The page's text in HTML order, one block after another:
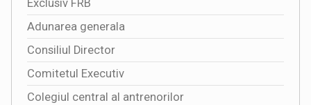
Exclusiv FRB
Adunarea generala
Consiliul Director
Comitetul Executiv
Colegiul central al antrenorilor